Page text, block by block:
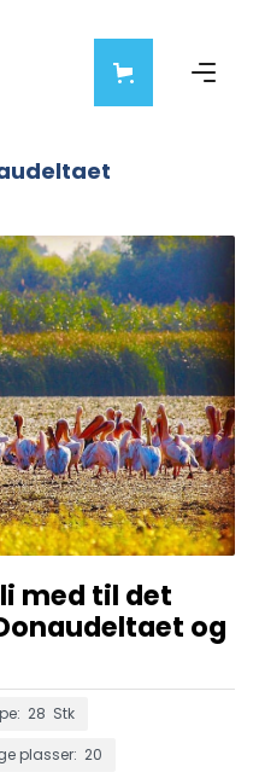
med til det
og
28 Stk
plasser: 20